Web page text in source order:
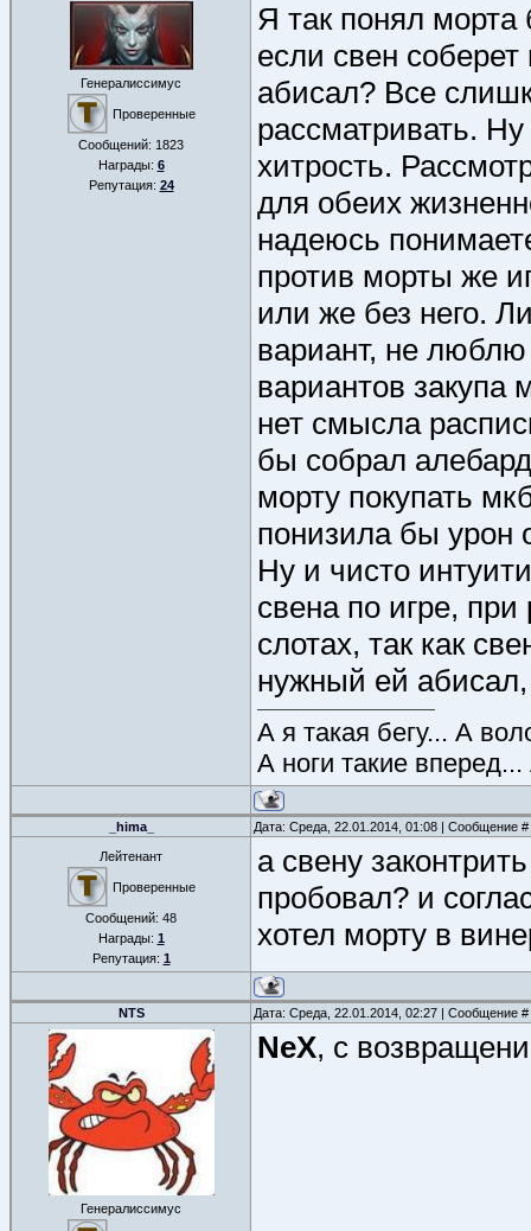
Генералиссимус
Проверенные
Сообщений: 1823
Награды: 6
Репутация: 24
Я так понял морта
если свен
абисал? Все
рассматривать.
хитрость.
для обеих
надеюсь
против морты же
или же без него.
вариант, не
вариантов закупа
нет смысла
бы собрал
морту покупать
понизила бы урон
Ну и чисто
свена по игре,
слотах, так как
нужный ей
А я такая бегу... А
А ноги такие
_hima_ Дата: Среда, 22.01.2014, 01:08 | Сообщение #
Лейтенант
Проверенные
Сообщений: 48
Награды: 1
Репутация: 1
а свену
пробовал? и
хотел морту в
NTS Дата: Среда, 22.01.2014, 02:27 | Сообщение #
Генералиссимус
NeX, с